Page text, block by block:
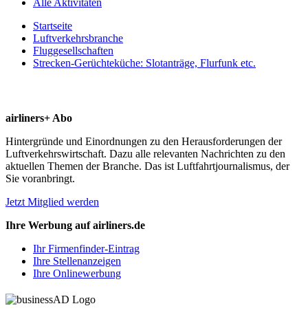
Startseite
Luftverkehrsbranche
Fluggesellschaften
Strecken-Gerüchteküche: Slotanträge, Flurfunk etc.
airliners+ Abo
Hintergründe und Einordnungen zu den Herausforderungen der
Luftverkehrswirtschaft. Dazu alle relevanten Nachrichten zu den
aktuellen Themen der Branche. Das ist Luftfahrtjournalismus, der
Sie voranbringt.
Jetzt Mitglied werden
Ihre Werbung auf airliners.de
Ihr Firmenfinder-Eintrag
Ihre Stellenanzeigen
Ihre Onlinewerbung